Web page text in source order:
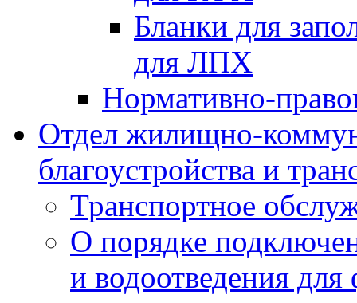
Бланки для
для ЛПХ
Нормативно-
Отдел жилищно-
благоустройства и
Транспортное
О порядке
и водоотведения